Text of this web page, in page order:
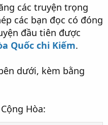
các truyện trọng
các bạn đọc có đóng
đầu tiên được
Quốc chi Kiếm.
dưới, kèm bằng
Hòa: